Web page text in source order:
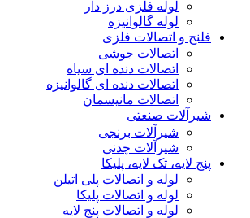
لوله فلزی درز دار
لوله گالوانیزه
فلنج و اتصالات فلزی
اتصالات جوشی
اتصالات دنده ای سیاه
اتصالات دنده ای گالوانیزه
اتصالات مانیسمان
شیرآلات صنعتی
شیرآلات برنجی
شیرآلات چدنی
پنج لایه، تک لایه، پلیکا
لوله و اتصالات پلی اتیلن
لوله و اتصالات پلیکا
لوله و اتصالات پنج لایه